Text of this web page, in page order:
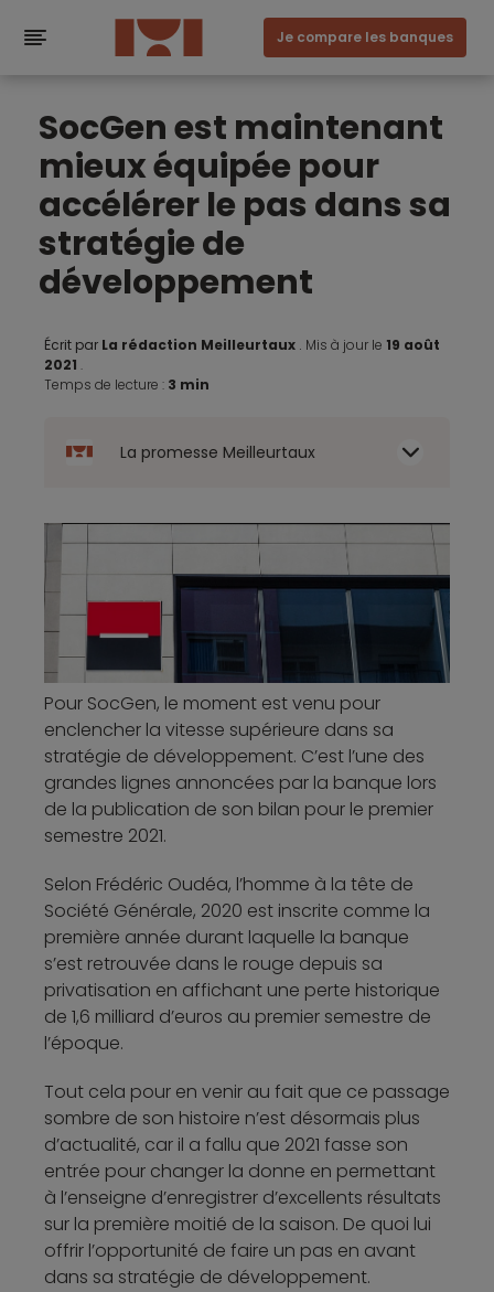
Je compare les banques
SocGen est maintenant
mieux équipée pour
accélérer le pas dans sa
stratégie de
développement
Écrit par La rédaction Meilleurtaux . Mis à jour le 19 août
2021 .
Temps de lecture : 3 min
La promesse Meilleurtaux
Pour SocGen, le moment est venu pour
enclencher la vitesse supérieure dans sa
stratégie de développement. C’est l’une des
grandes lignes annoncées par la banque lors
de la publication de son bilan pour le premier
semestre 2021.
Selon Frédéric Oudéa, l’homme à la tête de
Société Générale, 2020 est inscrite comme la
première année durant laquelle la banque
s’est retrouvée dans le rouge depuis sa
privatisation en affichant une perte historique
de 1,6 milliard d’euros au premier semestre de
l’époque.
Tout cela pour en venir au fait que ce passage
sombre de son histoire n’est désormais plus
d’actualité, car il a fallu que 2021 fasse son
entrée pour changer la donne en permettant
à l’enseigne d’enregistrer d’excellents résultats
sur la première moitié de la saison. De quoi lui
offrir l’opportunité de faire un pas en avant
dans sa stratégie de développement.